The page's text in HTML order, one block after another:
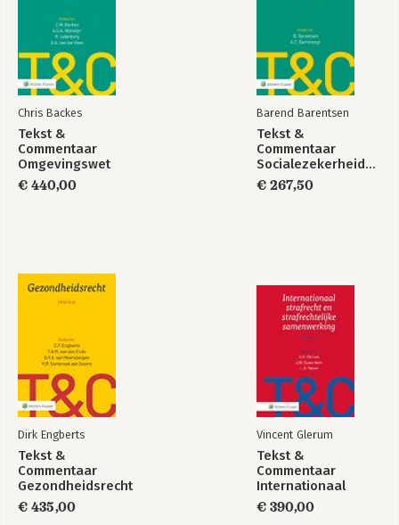
Chris Backes
Tekst &
Commentaar
Omgevingswet
€ 440,00
Barend Barentsen
Tekst &
Commentaar
Socialezekerheidsrecht
€ 267,50
Dirk Engberts
Tekst &
Commentaar
Gezondheidsrecht
€ 435,00
Vincent Glerum
Tekst &
Commentaar
Internationaal
strafrecht en
strafrechtelijke
€ 390,00